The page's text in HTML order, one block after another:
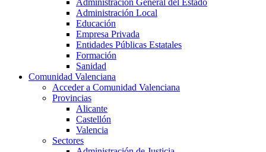
Administración General del Estado
Administración Local
Educación
Empresa Privada
Entidades Públicas Estatales
Formación
Sanidad
Comunidad Valenciana
Acceder a Comunidad Valenciana
Provincias
Alicante
Castellón
Valencia
Sectores